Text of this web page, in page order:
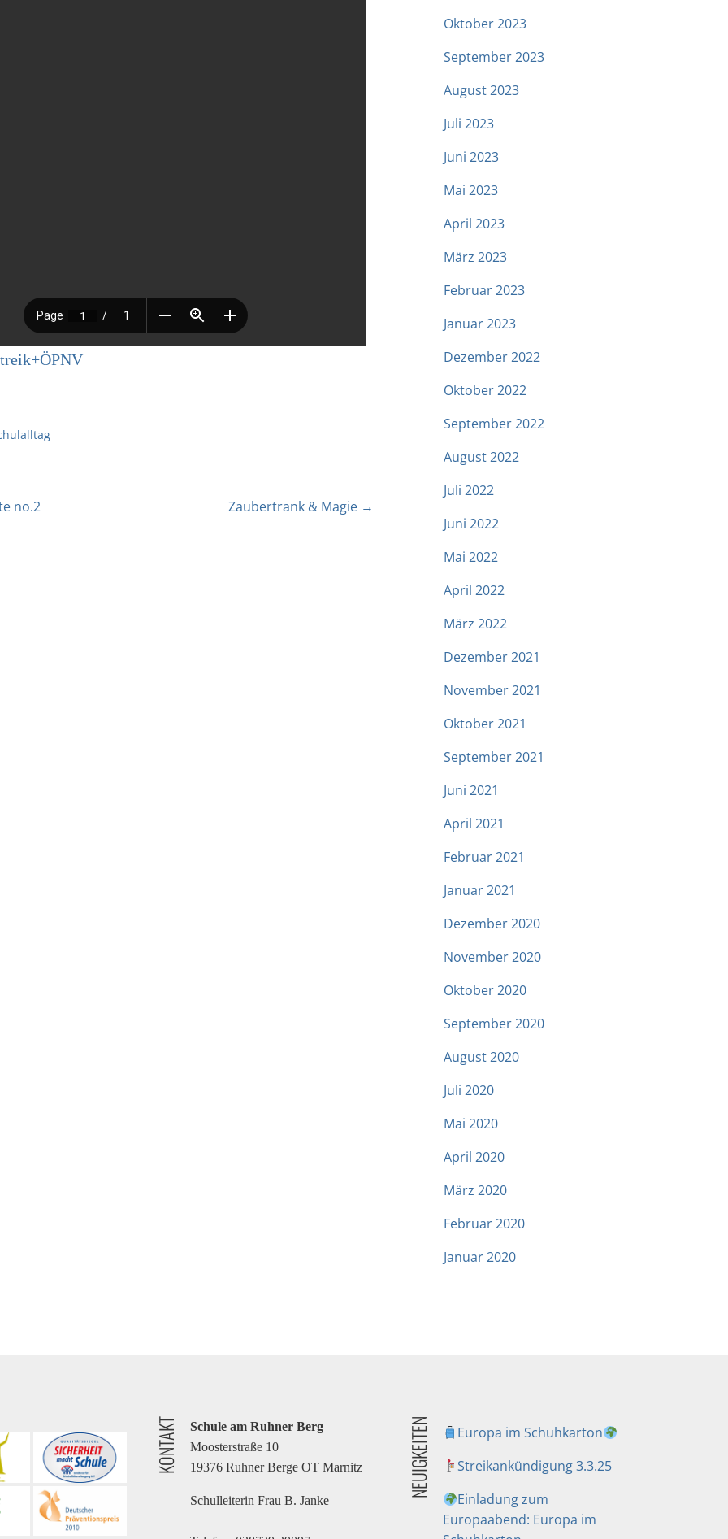
no.2 Zaubertrank & Magie →
Oktober 2023
September 2023
August 2023
Juli 2023
Juni 2023
Mai 2023
April 2023
März 2023
Februar 2023
Januar 2023
Dezember 2022
Oktober 2022
September 2022
August 2022
Juli 2022
Juni 2022
Mai 2022
April 2022
März 2022
Dezember 2021
November 2021
Oktober 2021
September 2021
Juni 2021
April 2021
Februar 2021
Januar 2021
Dezember 2020
November 2020
Oktober 2020
September 2020
August 2020
Juli 2020
Mai 2020
April 2020
März 2020
Februar 2020
Januar 2020
KONTAKT
Schule am Ruhner Berg
Moosterstraße 10
19376 Ruhner Berge OT Marnitz
Schulleiterin Frau B. Janke
NEUIGKEITEN
Europa im Schuhkarton
Streikankündigung 3.3.25
Einladung zum
Europaabend: Europa im